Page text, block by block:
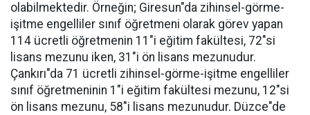
olabilmektedir. Örneğin; Giresun"da zihinsel-görme-
işitme engelliler sınıf öğretmeni olarak görev yapan
114 ücretli öğretmenin 11"i eğitim fakültesi, 72"si
lisans mezunu iken, 31"i ön lisans mezunudur.
Çankırı"da 71 ücretli zihinsel-görme-işitme engelliler
sınıf öğretmeninin 1"i eğitim fakültesi mezunu, 12"si
ön lisans mezunu, 58"i lisans mezunudur. Düzce"de